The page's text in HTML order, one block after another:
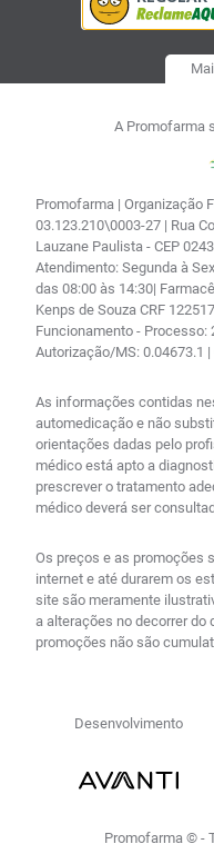
A Promofarma
Promofarma | Organização
03.123.210\0003-27 | Rua
Lauzane Paulista - CEP
Atendimento: Segunda à
das 08:00 às 14:30|
Kenps de Souza CRF
Funcionamento - Processo:
Autorização/MS: 0.04673.1
As informações contidas
automedicação e não
orientações dadas pelo
médico está apto a
prescrever o tratamento
médico deverá ser
Os preços e as promoções
internet e até durarem os
site são meramente
a alterações no decorrer do
promoções não são
Desenvolvimento
Promofarma © -